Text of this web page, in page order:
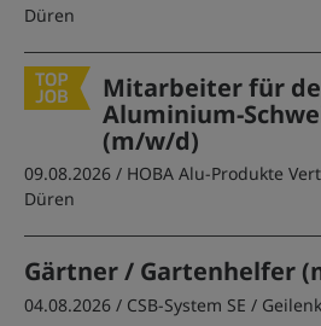
Düren
Mitarbeiter für
Aluminium-
(m/w/d)
09.08.2026 / HOBA Alu-Produkte
Düren
Gärtner / Gartenhelfer
04.08.2026 / CSB-System SE /